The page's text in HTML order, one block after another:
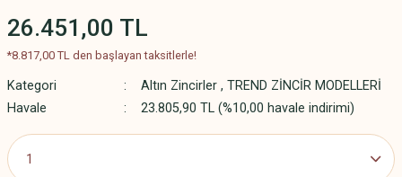
26.451,00 TL
*8.817,00 TL den başlayan taksitlerle!
Kategori Altın Zincirler , TREND ZİNCİR MODELLERİ
Havale
23.805,90 TL (%10,00 havale indirimi)